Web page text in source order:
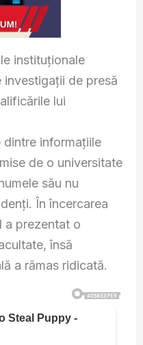
instituționale
investigații de presă
lui
dintre informațiile
de o universitate
său nu
În încercarea
a prezentat o
însă
a rămas ridicată.